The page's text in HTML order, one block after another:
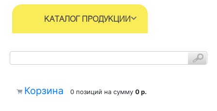
КАТАЛОГ ПРОДУКЦИИ
Корзина 0 позиций на сумму 0 р.